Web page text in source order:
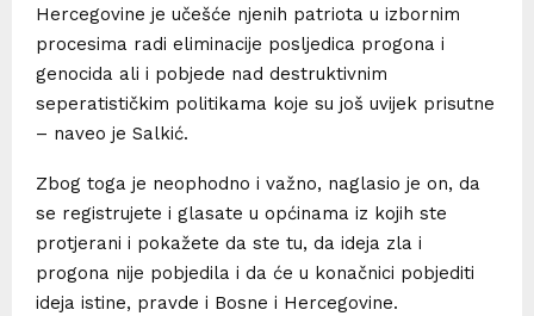
Hercegovine je učešće njenih patriota u izbornim
procesima radi eliminacije posljedica progona i
genocida ali i pobjede nad destruktivnim
seperatističkim politikama koje su još uvijek prisutne
– naveo je Salkić.
Zbog toga je neophodno i važno, naglasio je on, da
se registrujete i glasate u općinama iz kojih ste
protjerani i pokažete da ste tu, da ideja zla i
progona nije pobjedila i da će u konačnici pobjediti
ideja istine, pravde i Bosne i Hercegovine.